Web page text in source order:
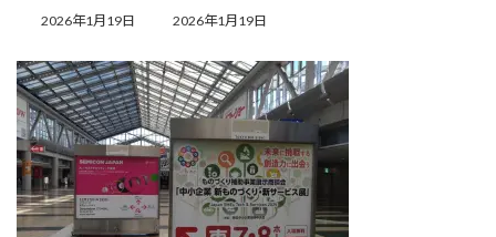
2026年1月19日
最
更
新
日
時
:
2026年1月19日